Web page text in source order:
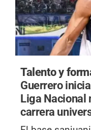
Talento y
Guerrero
Liga Nacional
carrera